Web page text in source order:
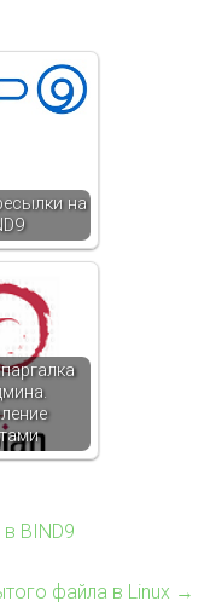
на
BIND9
файла в Linux →